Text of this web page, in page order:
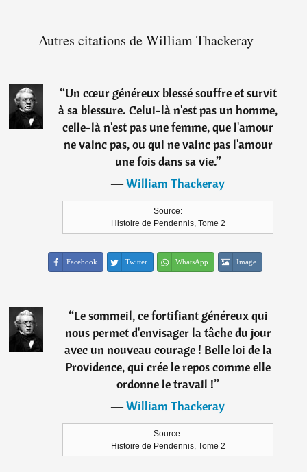
Autres citations de William Thackeray
“Un cœur généreux blessé souffre et survit
à sa blessure. Celui-là n'est pas un homme,
celle-là n'est pas une femme, que l'amour
ne vainc pas, ou qui ne vainc pas l'amour
une fois dans sa vie.”
―William Thackeray
Source:
Histoire de Pendennis, Tome 2
Facebook Twitter WhatsApp Image
“Le sommeil, ce fortifiant généreux qui
nous permet d'envisager la tâche du jour
avec un nouveau courage ! Belle loi de la
Providence, qui crée le repos comme elle
ordonne le travail !”
―William Thackeray
Source:
Histoire de Pendennis, Tome 2